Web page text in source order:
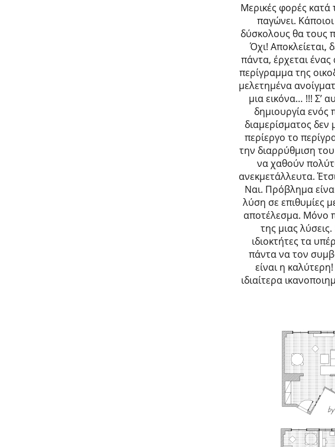
Μερικές φορές κατά
παγώνει.
δύσκολους θα τους
Όχι!
πάντα, έρχεται
περίγραμμα της
μελετημένα
μια εικόνα… !!! Σ’
δημιουργία ενός
διαμερίσματος δεν
περίεργο το
την διαρρύθμιση
να χαθούν
ανεκμετάλλευτα.
Ναι. Πρόβλημα
λύση σε επιθυμίες
αποτέλεσμα. Μόνο
της μιας
ιδιοκτήτες τα
πάντα να τον
είναι η
ιδιαίτερα